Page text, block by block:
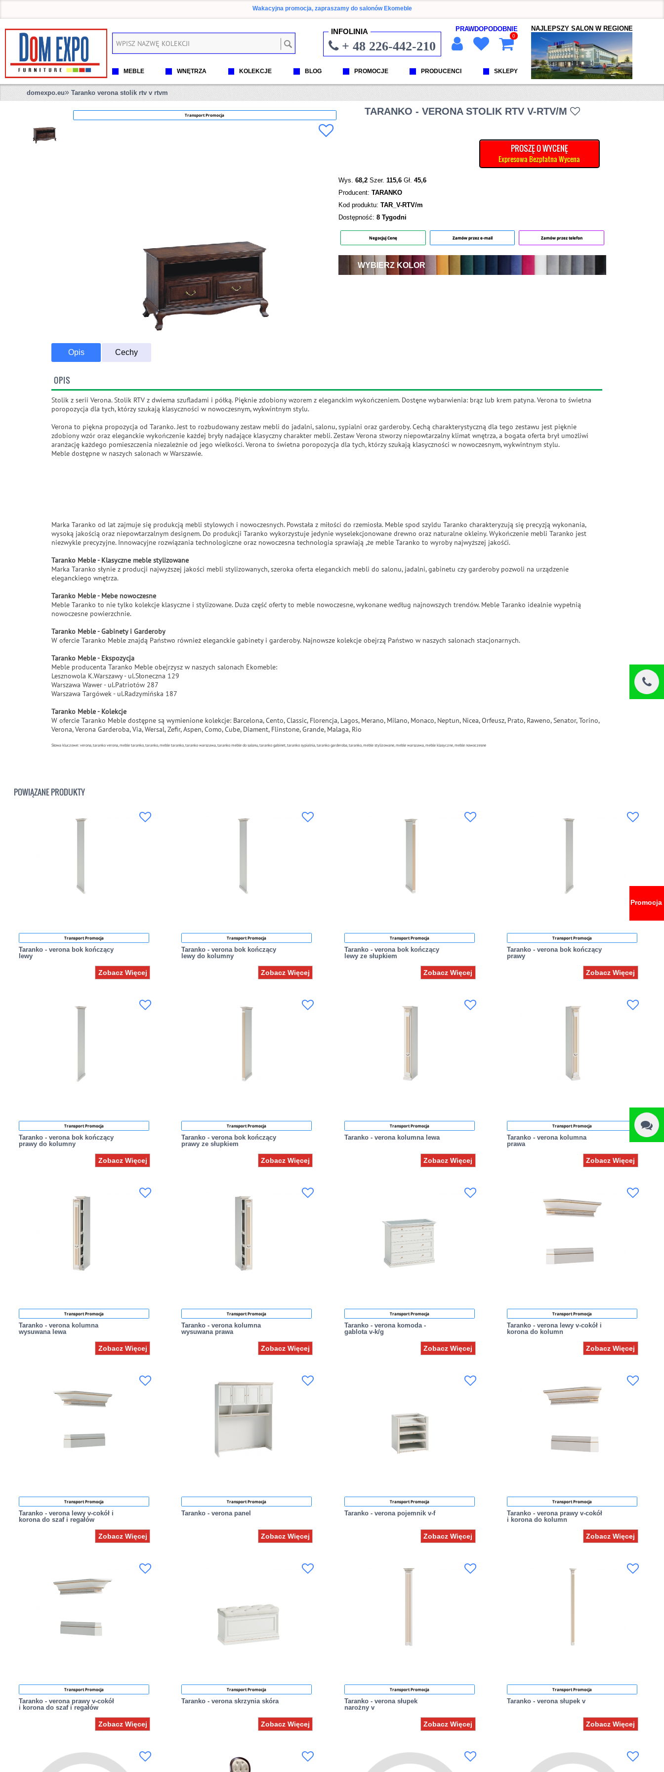
Wakacyjna promocja, zapraszamy do salonów Ekomeble
INFOLINIA
+ 48 226-442-210
PRAWDOPODOBNIE
0
MEBLE WNĘTRZA KOLEKCJE BLOG PROMOCJE PRODUCENCI SKLEPY
NAJLEPSZY SALON W REGIONE
domexpo.eu» Taranko verona stolik rtv v rtvm
Transport Promocja TARANKO - VERONA STOLIK RTV V-RTV/M
PROSZĘ O WYCENĘ
Expresowa Bezpłatna Wycena
Wys.68,2 Szer.115,6 Gł.45,6
Producent:TARANKO
Kod produktu:TAR_V-RTV/m
Dostępność:8 Tygodni
Negocjuj Cenę Zamów przez e-mail Zamów przez telefon
WYBIERZ KOLOR
Opis Cechy
OPIS
Stolik z serii Verona. Stolik RTV z dwiema szufladami i półką. Pięknie zdobiony wzorem z eleganckim wykończeniem. Dostęne wybarwienia: brąz lub krem patyna. Verona to świetna
poropozycja dla tych, którzy szukają klasyczności w nowoczesnym, wykwintnym stylu.
Verona to piękna propozycja od Taranko. Jest to rozbudowany zestaw mebli do jadalni, salonu, sypialni oraz garderoby. Cechą charakterystyczną dla tego zestawu jest pięknie
zdobiony wzór oraz eleganckie wykończenie każdej bryły nadające klasyczny charakter mebli. Zestaw Verona stworzy niepowtarzalny klimat wnętrza, a bogata oferta brył umożliwi
aranżację każdego pomieszczenia niezależnie od jego wielkości. Verona to świetna poropozycja dla tych, którzy szukają klasyczności w nowoczesnym, wykwintnym stylu.
Meble dostępne w naszych salonach w Warszawie.
Marka Taranko od lat zajmuje się produkcją mebli stylowych i nowoczesnych. Powstała z miłości do rzemiosła. Meble spod szyldu Taranko charakteryzują się precyzją wykonania,
wysoką jakością oraz niepowtarzalnym designem. Do produkcji Taranko wykorzystuje jedynie wyselekcjonowane drewno oraz naturalne okleiny. Wykończenie mebli Taranko jest
niezwykle precyzyjne. Innowacyjne rozwiązania technologiczne oraz nowoczesna technologia sprawiają ,że meble Taranko to wyroby najwyższej jakośći.
Taranko Meble - Klasyczne meble stylizowane
Marka Taranko słynie z producji najwyższej jakości mebli stylizowanych, szeroka oferta eleganckich mebli do salonu, jadalni, gabinetu czy garderoby pozwoli na urządzenie
eleganckiego wnętrza.
Taranko Meble - Mebe nowoczesne
Meble Taranko to nie tylko kolekcje klasyczne i stylizowane. Duża część oferty to meble nowoczesne, wykonane według najnowszych trendów. Meble Taranko idealnie wypełnią
nowoczesne powierzchnie.
Taranko Meble - Gabinety i Garderoby
W ofercie Taranko Meble znajdą Państwo również eleganckie gabinety i garderoby. Najnowsze kolekcje obejrzą Państwo w naszych salonach stacjonarnych.
Taranko Meble - Ekspozycja
Meble producenta Taranko Meble obejrzysz w naszych salonach Ekomeble:
Lesznowola K.Warszawy - ul.Słoneczna 129
Warszawa Wawer - ul.Patriotów 287
Warszawa Targówek - ul.Radzymińska 187
Taranko Meble - Kolekcje
W ofercie Taranko Meble dostępne są wymienione kolekcje: Barcelona, Cento, Classic, Florencja, Lagos, Merano, Milano, Monaco, Neptun, Nicea, Orfeusz, Prato, Raweno, Senator, Torino,
Verona, Verona Garderoba, Via, Wersal, Zefir, Aspen, Como, Cube, Diament, Flinstone, Grande, Malaga, Rio
Słowa kluczowe: verona, taranko verona, meble taranko, taranko, meble taranko, taranko warszawa, taranko meble do salonu, taranko gabinet, taranko sypialnia, taranko garderoba, taranko, meble stylizowane, meble warszawa, meble klasyczne, meble nowoczesne
POWIĄZANE PRODUKTY
Transport Promocja
Taranko - verona bok kończący
lewy
Zobacz Więcej
Transport Promocja
Taranko - verona bok kończący
lewy do kolumny
Zobacz Więcej
Transport Promocja
Taranko - verona bok kończący
lewy ze słupkiem
Zobacz Więcej
Transport Promocja
Taranko - verona bok kończący
prawy
Zobacz Więcej
Transport Promocja
Taranko - verona bok kończący
prawy do kolumny
Zobacz Więcej
Transport Promocja
Taranko - verona bok kończący
prawy ze słupkiem
Zobacz Więcej
Transport Promocja
Taranko - verona kolumna lewa
Zobacz Więcej
Transport Promocja
Taranko - verona kolumna
prawa
Zobacz Więcej
Transport Promocja
Taranko - verona kolumna
wysuwana lewa
Zobacz Więcej
Transport Promocja
Taranko - verona kolumna
wysuwana prawa
Zobacz Więcej
Transport Promocja
Taranko - verona komoda -
gablota v-k/g
Zobacz Więcej
Transport Promocja
Taranko - verona lewy v-cokół i
korona do kolumn
Zobacz Więcej
Transport Promocja
Taranko - verona lewy v-cokół i
korona do szaf i regałów
Zobacz Więcej
Transport Promocja
Taranko - verona panel
Zobacz Więcej
Transport Promocja
Taranko - verona pojemnik v-f
Zobacz Więcej
Transport Promocja
Taranko - verona prawy v-cokół
i korona do kolumn
Zobacz Więcej
Transport Promocja
Taranko - verona prawy v-cokół
i korona do szaf i regałów
Zobacz Więcej
Transport Promocja
Taranko - verona skrzynia skóra
Zobacz Więcej
Transport Promocja
Taranko - verona słupek
narożny v
Zobacz Więcej
Transport Promocja
Taranko - verona słupek v
Zobacz Więcej
Promocja